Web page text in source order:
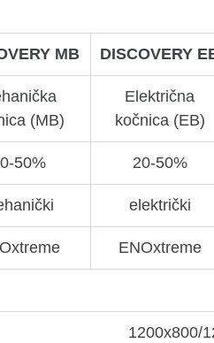
MB DISCOVERY
(MB)
Električna
kočnica (EB)
50% 20-50%
električki
ENOxtreme
1200х800/